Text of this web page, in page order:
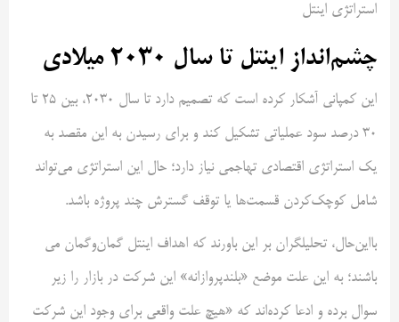
استراتژی اینتل
چشم‌انداز اینتل تا سال 2030 میلادی
این کمپانی آشکار کرده است که تصمیم دارد تا سال 2030، بین 25 تا
30 درصد سود عملیاتی تشکیل کند و برای رسیدن به این مقصد به
یک استراتژی اقتصادی تهاجمی نیاز دارد؛ حال این استراتژی می‌تواند
شامل کوچک‌کردن قسمت‌ها یا توقف گسترش چند پروژه باشد.
بااین‌حال، تحلیلگران بر این باورند که اهداف اینتل گمان‌وگمان می
باشند؛ به این علت موضع «بلندپروازانه» این شرکت در بازار را زیر
سوال برده و ادعا کرده‌اند که «هیچ علت واقعی برای وجود این شرکت